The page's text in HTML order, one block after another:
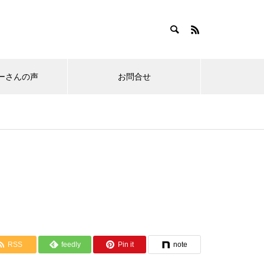
さんの声 お問合せ
RSS feedly Pin it note